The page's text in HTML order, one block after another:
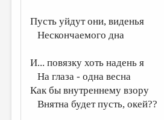
ДАЙДЖЕСТ
ПЕРЕВОДЫ
КОНКУРСЫ
ДЕТСКАЯ КОМНАТА
Пусть уйдут они, виденья
Нескончаемого дна
И... повязку хоть надень я
На глаза - одна весна
Как бы внутреннему взору
Внятна будет пусть, окей??